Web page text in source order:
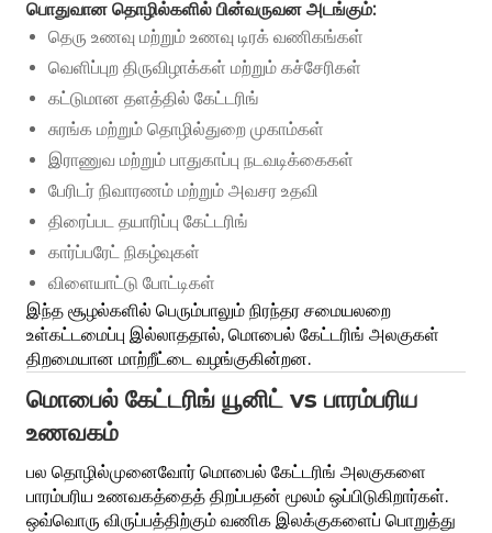
பொதுவான தொழில்களில் பின்வருவன அடங்கும்:
தெரு உணவு மற்றும் உணவு டிரக் வணிகங்கள்
வெளிப்புற திருவிழாக்கள் மற்றும் கச்சேரிகள்
கட்டுமான தளத்தில் கேட்டரிங்
சுரங்க மற்றும் தொழில்துறை முகாம்கள்
இராணுவ மற்றும் பாதுகாப்பு நடவடிக்கைகள்
பேரிடர் நிவாரணம் மற்றும் அவசர உதவி
திரைப்பட தயாரிப்பு கேட்டரிங்
கார்ப்பரேட் நிகழ்வுகள்
விளையாட்டு போட்டிகள்
இந்த சூழல்களில் பெரும்பாலும் நிரந்தர சமையலறை
உள்கட்டமைப்பு இல்லாததால், மொபைல் கேட்டரிங் அலகுகள்
திறமையான மாற்றீட்டை வழங்குகின்றன.
மொபைல் கேட்டரிங் யூனிட் vs பாரம்பரிய
உணவகம்
பல தொழில்முனைவோர் மொபைல் கேட்டரிங் அலகுகளை
பாரம்பரிய உணவகத்தைத் திறப்பதன் மூலம் ஒப்பிடுகிறார்கள்.
ஒவ்வொரு விருப்பத்திற்கும் வணிக இலக்குகளைப் பொறுத்து